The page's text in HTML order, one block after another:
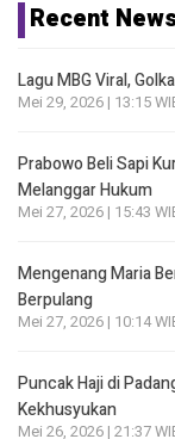
Recent
Lagu MBG Viral,
Mei 29, 2026 | 13:15
Prabowo Beli Sapi
Melanggar Hukum
Mei 27, 2026 | 15:43
Mengenang Maria
Berpulang
Mei 27, 2026 | 10:14
Puncak Haji di
Kekhusyukan
Mei 26, 2026 | 21:37